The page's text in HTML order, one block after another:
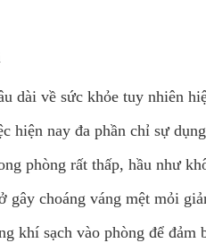
dài về sức khỏe tuy nhiên
hiện nay đa phần chỉ sự
phòng rất thấp, hầu như
gây choáng váng mệt mỏi
khí sạch vào phòng để đảm